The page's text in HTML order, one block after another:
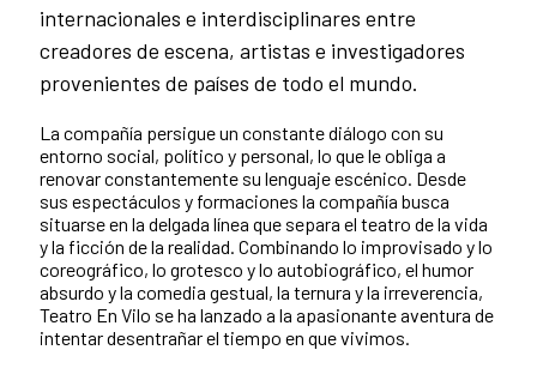
internacionales e interdisciplinares entre
creadores de escena, artistas e investigadores
provenientes de países de todo el mundo.
La compañía persigue un constante diálogo con su
entorno social, político y personal, lo que le obliga a
renovar constantemente su lenguaje escénico. Desde
sus espectáculos y formaciones la compañía busca
situarse en la delgada línea que separa el teatro de la vida
y la ficción de la realidad. Combinando lo improvisado y lo
coreográfico, lo grotesco y lo autobiográfico, el humor
absurdo y la comedia gestual, la ternura y la irreverencia,
Teatro En Vilo se ha lanzado a la apasionante aventura de
intentar desentrañar el tiempo en que vivimos.